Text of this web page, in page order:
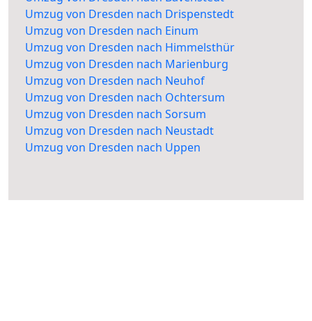
Umzug von Dresden nach Drispenstedt
Umzug von Dresden nach Einum
Umzug von Dresden nach Himmelsthür
Umzug von Dresden nach Marienburg
Umzug von Dresden nach Neuhof
Umzug von Dresden nach Ochtersum
Umzug von Dresden nach Sorsum
Umzug von Dresden nach Neustadt
Umzug von Dresden nach Uppen